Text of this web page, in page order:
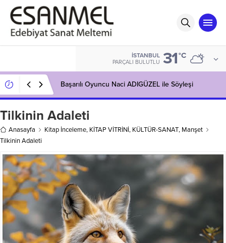
İSTANBUL
PARÇALI BULUTLU 31°C
Başarılı Oyuncu Naci ADIGÜZEL ile Söyleşi
Tilkinin Adaleti
Anasayfa Kitap İnceleme, KİTAP VİTRİNİ, KÜLTÜR-SANAT, Manşet
Tilkinin Adaleti